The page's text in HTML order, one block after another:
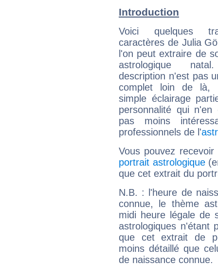
Introduction
Voici quelques
caractères de Julia
l'on peut extraire de
astrologique
description n'est pas
complet loin de là,
simple éclairage
personnalité qui n'en
pas moins
professionnels de l'
Vous pouvez
portrait astrologique
que cet extrait du
N.B. : l'heure de
connue, le thème
midi heure légale de
astrologiques n'étant
que cet extrait de
moins détaillé que
de naissance connue.